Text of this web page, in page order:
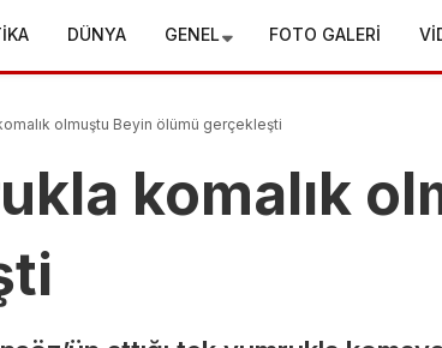
DÜNYA GENEL FOTO GALERİ
olmuştu Beyin ölümü gerçekleşti
komalık